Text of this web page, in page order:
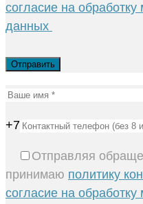
согласие на
данных
+7
Отправляя
принимаю политику
согласие на